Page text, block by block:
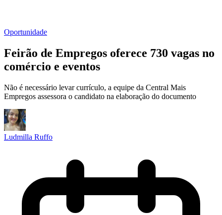
Oportunidade
Feirão de Empregos oferece 730 vagas no
comércio e eventos
Não é necessário levar currículo, a equipe da Central Mais
Empregos assessora o candidato na elaboração do documento
Ludmilla Ruffo